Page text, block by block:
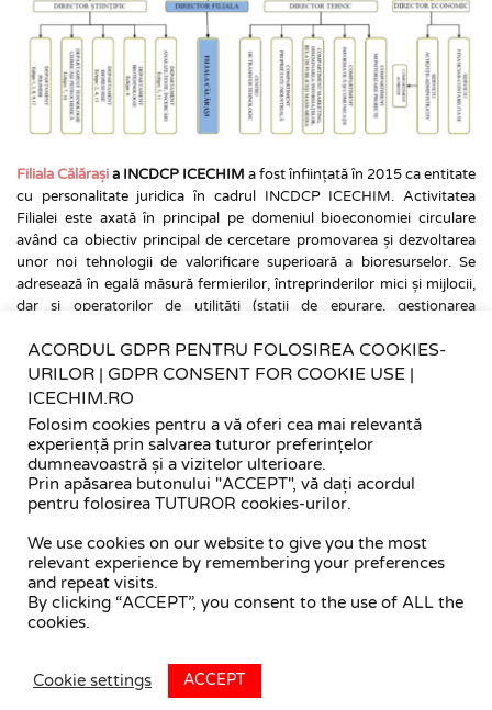
Filiala Călărași a INCDCP ICECHIM a fost înființată în 2015 ca entitate
cu personalitate juridica în cadrul INCDCP ICECHIM. Activitatea
Filialei este axată în principal pe domeniul bioeconomiei circulare
având ca obiectiv principal de cercetare promovarea și dezvoltarea
unor noi tehnologii de valorificare superioară a bioresurselor. Se
adresează în egală măsură fermierilor, întreprinderilor mici și mijlocii,
dar și operatorilor de utilităti (stații de epurare, gestionarea
de activitate.
INCDCP-ICECHIM are deschis un
Institutului de Cercetări pentru Produse Auxiliare Organice (ICPAO)
Mediaș.
Conducerea institutului național revine Consiliului de Administrație
format din 7 membri.
icechim-rezultate.ro | servicii.icechim.ro
ACORDUL GDPR PENTRU FOLOSIREA COOKIES-
URILOR | GDPR CONSENT FOR COOKIE USE |
ICECHIM.RO
Folosim cookies pentru a vă oferi cea mai relevantă
experiență prin salvarea tuturor preferințelor
dumneavoastră și a vizitelor ulterioare.
Prin apăsarea butonului "ACCEPT", vă dați acordul
pentru folosirea TUTUROR cookies-urilor.
We use cookies on our website to give you the most
relevant experience by remembering your preferences
and repeat visits.
By clicking “ACCEPT”, you consent to the use of ALL the
cookies.
Cookie settings ACCEPT